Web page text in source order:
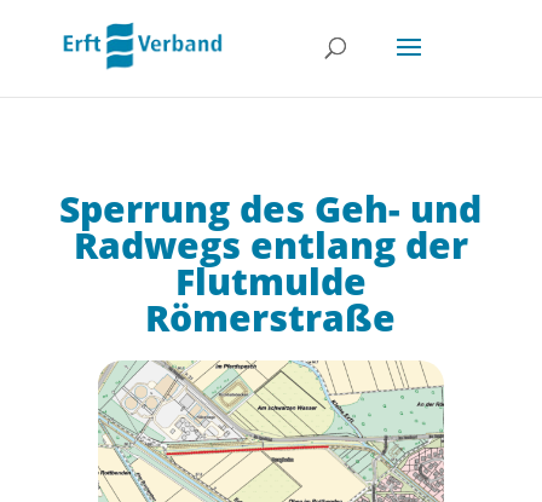
Sperrung des Geh- und
Radwegs entlang der
Flutmulde
Römerstraße